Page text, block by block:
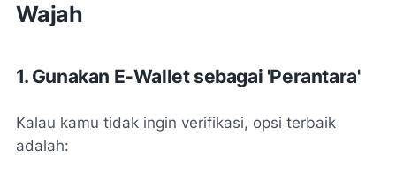
Wajah
1. Gunakan E-Wallet sebagai 'Perantara'
Kalau kamu tidak ingin verifikasi, opsi terbaik
adalah: